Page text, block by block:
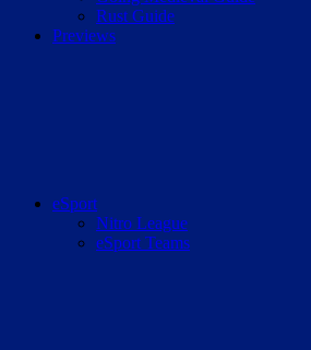
Rust Guide
Previews
eSport
Nitro League
eSport Teams